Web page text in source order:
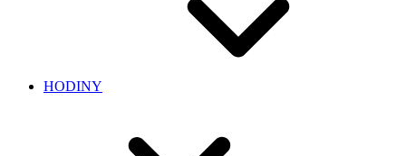
HODINY